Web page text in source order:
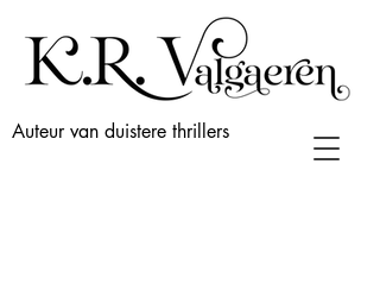
Auteur van duistere thrillers